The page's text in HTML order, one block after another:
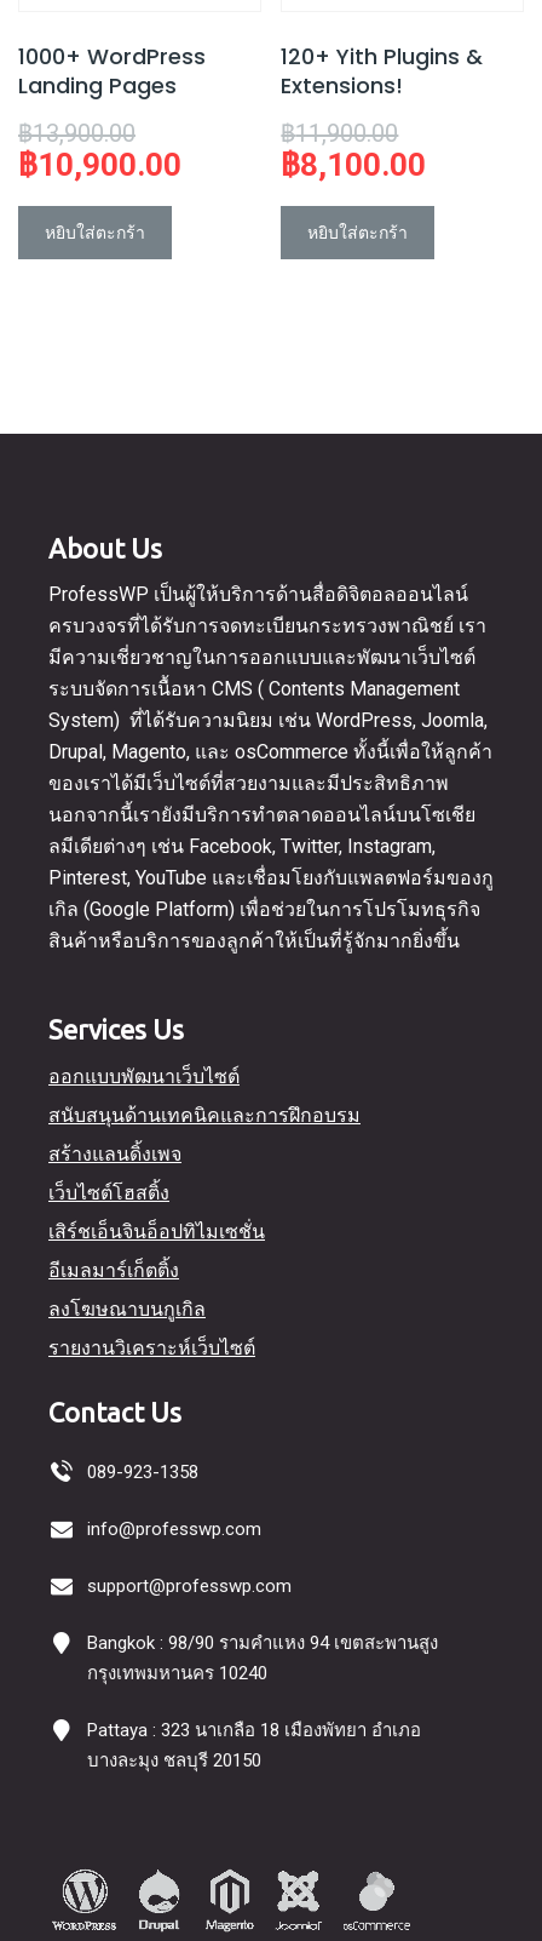
1000+ WordPress
Landing Pages
฿13,900.00
price
฿10,900.00
฿10,900.00.
หยิบใส่ตะกร้า
120+ Yith Plugins &
Extensions!
฿11,900.00
price
฿8,100.00
฿8,100.00.
หยิบใส่ตะกร้า
About Us
ProfessWP เป็นผู้ให้บริการด้านสื่อดิจิตอลออนไลน์
ครบวงจรที่ได้รับการจดทะเบียนกระทรวงพาณิชย์ เรา
มีความเชี่ยวชาญในการออกแบบและพัฒนาเว็บไซต์
ระบบจัดการเนื้อหา CMS ( Contents Management
System) ที่ได้รับความนิยม เช่น WordPress, Joomla,
Drupal, Magento, และ osCommerce ทั้งนี้เพื่อให้ลูกค้า
ของเราได้มีเว็บไซต์ที่สวยงามและมีประสิทธิภาพ
นอกจากนี้เรายังมีบริการทำตลาดออนไลน์บนโซเชีย
ลมีเดียต่างๆ เช่น Facebook, Twitter, Instagram,
Pinterest, YouTube และเชื่อมโยงกับแพลตฟอร์มของกู
เกิล (Google Platform) เพื่อช่วยในการโปรโมทธุรกิจ
สินค้าหรือบริการของลูกค้าให้เป็นที่รู้จักมากยิ่งขึ้น
Services Us
ออกแบบพัฒนาเว็บไซต์
สนับสนุนด้านเทคนิคและการฝึกอบรม
สร้างแลนดิ้งเพจ
เว็บไซต์โฮสติ้ง
เสิร์ชเอ็นจินอ็อปทิไมเซชั่น
อีเมลมาร์เก็ตติ้ง
ลงโฆษณาบนกูเกิล
รายงานวิเคราะห์เว็บไซต์
Contact Us
089-923-1358
info@professwp.com
support@professwp.com
Bangkok : 98/90 รามคำแหง 94 เขตสะพานสูง
กรุงเทพมหานคร 10240
Pattaya : 323 นาเกลือ 18 เมืองพัทยา อำเภอ
บางละมุง ชลบุรี 20150